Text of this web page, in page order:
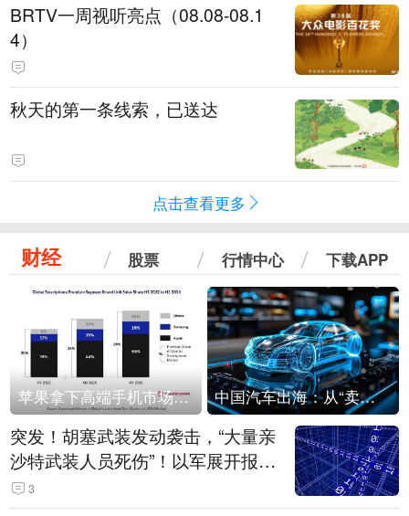
BRTV一周视听亮点（08.08-08.1
4）
秋天的第一条线索，已送达
点击查看更多
财经 股票 行情中心 下载APP
苹果拿下高端手机市场65%的份额：iPhone 17系列功不可没 中国汽车出海：从“卖出去”到“走进去”
突发！胡塞武装发动袭击，“大量亲
沙特武装人员死伤”！以军展开报复
性空袭
3